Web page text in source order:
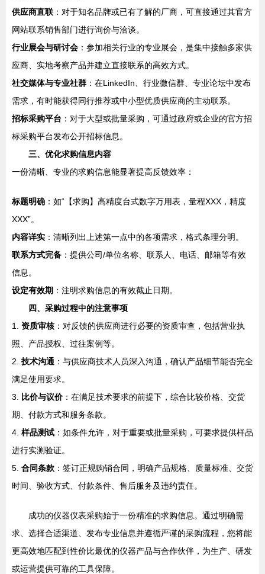
供应商直联 ：对于知名品牌或已有了解的厂商，可直接通过其官方
网站联系销售部门进行询价与洽谈。
行业展会与研讨会 ：参加相关行业的专业展会，是集中接触多家供
应商、实地考察产品并建立直接联系的高效方式。
社交媒体与专业社群 ：在LinkedIn、行业微信群、专业论坛中发布
需求，有时能获得同行推荐或中小型优质供应商的主动联系。
招标采购平台 ：对于大型或批量采购，可通过政府或企业的官方招
标采购平台发布公开招标信息。
三、优化求购信息内容
一份清晰、专业的求购信息能显著提高反馈效率：
标题明确 ：如“【求购】高精度台式数字万用表，量程XXX，精度
XXX”。
内容详实 ：清晰列出上述第一点中的各项需求，格式条理分明。
联系方式完备 ：提供公司/单位名称、联系人、电话、邮箱等有效
信息。
设定有效期 ：注明求购信息的有效截止日期。
四、采购过程中的注意事项
1. 资质审核 ：对反馈的供应商进行必要的资质审查，包括营业执
照、产品授权、过往案例等。
2. 技术沟通 ：与供应商技术人员深入沟通，确认产品细节能否完全
满足使用要求。
3.
比价与议价：在满足技术要求的前提下，综合比较价格、交货
期、付款方式和服务条款。
4. 样品测试 ：如条件允许，对于重要或批量采购，可要求提供样品
进行实测验证。
5. 合同条款 ：签订正规购销合同，明确产品规格、质量标准、交货
时间、验收方式、付款条件、售后服务及违约责任。
成功的仪器仪表采购始于一份精准的求购信息。通过明确需
求、选择合适渠道、发布专业信息并遵循严谨的采购流程，您将能
更高效地匹配到性价比最优的仪器产品与合作伙伴，为生产、研发
或运营提供可靠的工具保障。